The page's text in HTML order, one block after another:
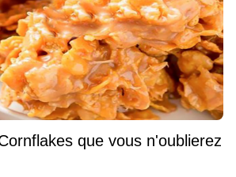
que vous n'oublierez